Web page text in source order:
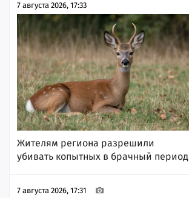
7 августа 2026, 17:33
Жителям региона разрешили
убивать копытных в брачный период
7 августа 2026, 17:31